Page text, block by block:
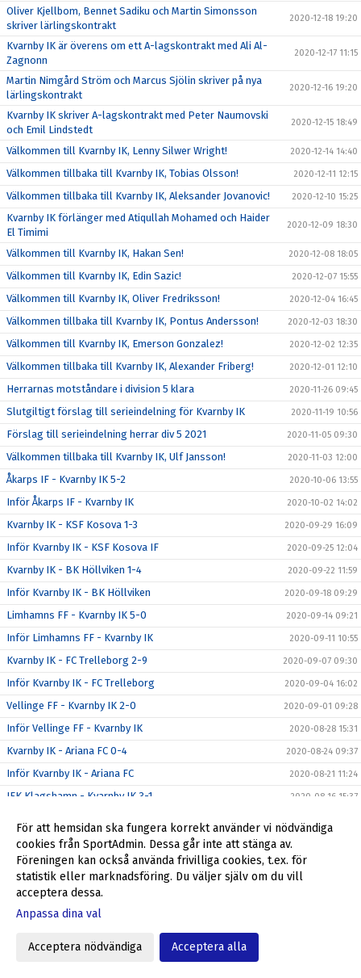
Oliver Kjellbom, Bennet Sadiku och Martin Simonsson
skriver lärlingskontrakt
2020-12-18 19:20
Kvarnby IK är överens om ett A-lagskontrakt med Ali Al-
Zagnonn
2020-12-17 11:15
Martin Nimgård Ström och Marcus Sjölin skriver på nya
lärlingskontrakt
2020-12-16 19:20
Kvarnby IK skriver A-lagskontrakt med Peter Naumovski
och Emil Lindstedt
2020-12-15 18:49
Välkommen till Kvarnby IK, Lenny Silwer Wright! 2020-12-14 14:40
Välkommen tillbaka till Kvarnby IK, Tobias Olsson! 2020-12-11 12:15
Välkommen tillbaka till Kvarnby IK, Aleksander Jovanovic! 2020-12-10 15:25
Kvarnby IK förlänger med Atiqullah Mohamed och Haider
El Timimi
2020-12-09 18:30
Välkommen till Kvarnby IK, Hakan Sen! 2020-12-08 18:05
Välkommen till Kvarnby IK, Edin Sazic! 2020-12-07 15:55
Välkommen till Kvarnby IK, Oliver Fredriksson! 2020-12-04 16:45
Välkommen tillbaka till Kvarnby IK, Pontus Andersson! 2020-12-03 18:30
Välkommen till Kvarnby IK, Emerson Gonzalez! 2020-12-02 12:35
Välkommen tillbaka till Kvarnby IK, Alexander Friberg! 2020-12-01 12:10
Herrarnas motståndare i division 5 klara 2020-11-26 09:45
Slutgiltigt förslag till serieindelning för Kvarnby IK 2020-11-19 10:56
Förslag till serieindelning herrar div 5 2021 2020-11-05 09:30
Välkommen tillbaka till Kvarnby IK, Ulf Jansson! 2020-11-03 12:00
Åkarps IF - Kvarnby IK 5-2 2020-10-06 13:55
Inför Åkarps IF - Kvarnby IK 2020-10-02 14:02
Kvarnby IK - KSF Kosova 1-3 2020-09-29 16:09
Inför Kvarnby IK - KSF Kosova IF 2020-09-25 12:04
Kvarnby IK - BK Höllviken 1-4 2020-09-22 11:59
Inför Kvarnby IK - BK Höllviken 2020-09-18 09:29
Limhamns FF - Kvarnby IK 5-0 2020-09-14 09:21
Inför Limhamns FF - Kvarnby IK 2020-09-11 10:55
Kvarnby IK - FC Trelleborg 2-9 2020-09-07 09:30
Inför Kvarnby IK - FC Trelleborg 2020-09-04 16:02
Vellinge FF - Kvarnby IK 2-0 2020-09-01 09:28
Inför Vellinge FF - Kvarnby IK 2020-08-28 15:31
Kvarnby IK - Ariana FC 0-4 2020-08-24 09:37
Inför Kvarnby IK - Ariana FC 2020-08-21 11:24
IFK Klagshamn - Kvarnby IK 3-1 2020-08-16 15:37
Kvarnby IK - Rosengård FF 2-0 2020-08-10 09:28
Inför Kvarnby IK - Rosengårds FF 2020-08-08 09:30
Kvarnby IK - Lilla Torg FF 1-1
BK Flagg - Kvarnby IK 3-3
Bjärreds IF - Kvarnby IK 3-3
För att hemsidan ska fungera korrekt använder vi nödvändiga
cookies från SportAdmin. Dessa går inte att stänga av.
Föreningen kan också använda frivilliga cookies, t.ex. för
statistik eller marknadsföring. Du väljer själv om du vill
acceptera dessa.
Anpassa dina val
Acceptera nödvändiga Acceptera alla